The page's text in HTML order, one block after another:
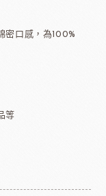
密口感，為100%
等